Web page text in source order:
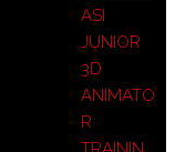
ASI
JUNIOR
3D
ANIMATO
R